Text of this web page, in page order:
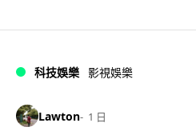
科技娛樂 影視娛樂
Lawton 1 日